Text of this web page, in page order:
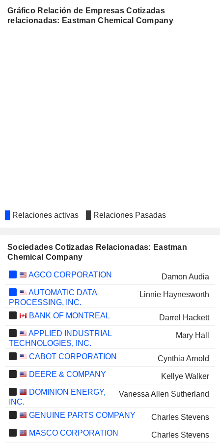
Gráfico Relación de Empresas Cotizadas
relacionadas: Eastman Chemical Company
Relaciones activas Relaciones Pasadas
Sociedades Cotizadas Relacionadas: Eastman
Chemical Company
AGCO CORPORATION
Damon Audia
AUTOMATIC DATA
PROCESSING, INC.
Linnie Haynesworth
BANK OF MONTREAL
Darrel Hackett
APPLIED INDUSTRIAL
TECHNOLOGIES, INC.
Mary Hall
CABOT CORPORATION
Cynthia Arnold
DEERE & COMPANY
Kellye Walker
DOMINION ENERGY,
INC.
Vanessa Allen Sutherland
GENUINE PARTS COMPANY
Charles Stevens
MASCO CORPORATION
Charles Stevens